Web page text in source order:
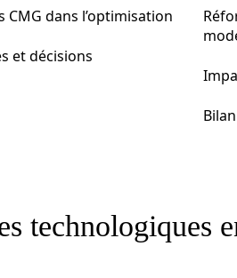
CMG dans l’optimisation
et décisions
technologiques